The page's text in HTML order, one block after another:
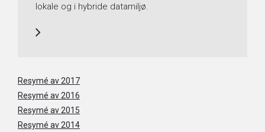
lokale og i hybride datamiljø.
Resymé av 2017
Resymé av 2016
Resymé av 2015
Resymé av 2014